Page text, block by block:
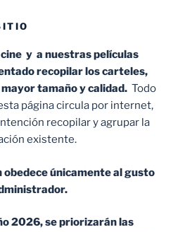
y a nuestras películas
recopilar los carteles,
tamaño y calidad. Todo
página circula por internet,
recopilar y agrupar la
existente.
obedece únicamente al gusto
2026, se priorizarán las